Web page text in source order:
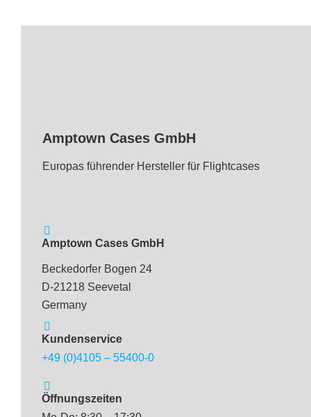
Amptown Cases GmbH
Europas führender Hersteller für Flightcases
Amptown Cases GmbH
Beckedorfer Bogen 24
D-21218 Seevetal
Germany
Kundenservice
+49 (0)4105 – 55400-0
Öffnungszeiten